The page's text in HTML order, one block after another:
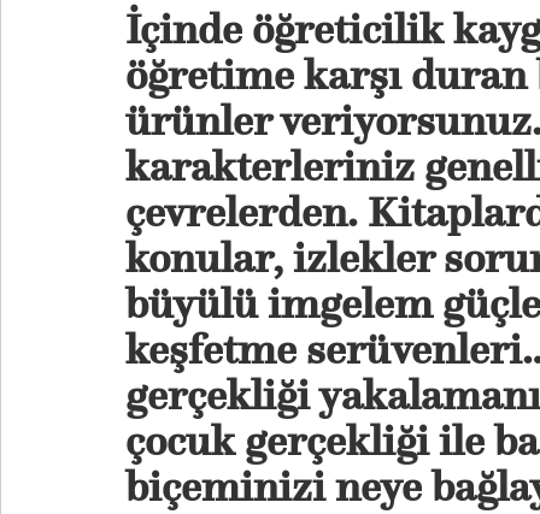
İçinde öğreticilik
öğretime karşı duran
ürünler
karakterleriniz
çevrelerden.
konular, izlekler
büyülü imgelem
keşfetme
gerçekliği
çocuk gerçekliği ile
biçeminizi neye